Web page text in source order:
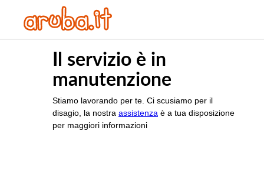
Il servizio è in
manutenzione
Stiamo lavorando per te. Ci scusiamo per il
disagio, la nostra assistenza è a tua disposizione
per maggiori informazioni